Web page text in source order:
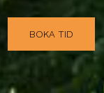
BOKA TID